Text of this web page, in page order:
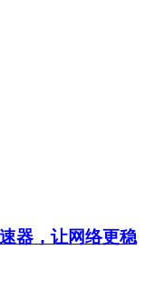
器，让网络更稳